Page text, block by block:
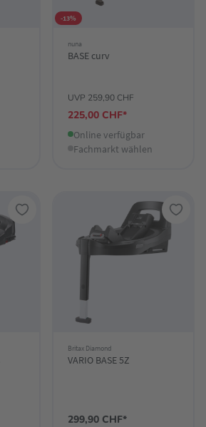
-13%
nuna
BASE curv
UVP 259,90 CHF
225,00 CHF*
Online verfügbar
Fachmarkt wählen
Britax Diamond
VARIO BASE 5Z
299,90 CHF*